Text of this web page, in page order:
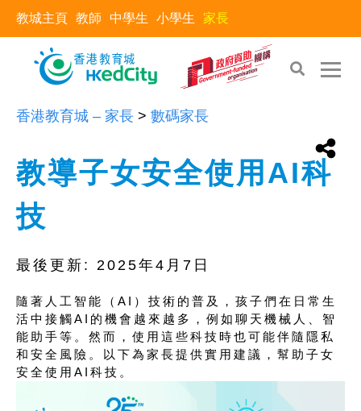
教城主頁 教師 中學生 小學生 家長
香港教育城 – 家長 > 數碼家長
教導子女安全使用AI科
技
最後更新: 2025年4月7日
隨著人工智能（AI）技術的普及，孩子們在日常生
活中接觸AI的機會越來越多，例如聊天機械人、智
能助手等。然而，使用這些科技時也可能伴隨隱私
和安全風險。以下為家長提供實用建議，幫助子女
安全使用AI科技。